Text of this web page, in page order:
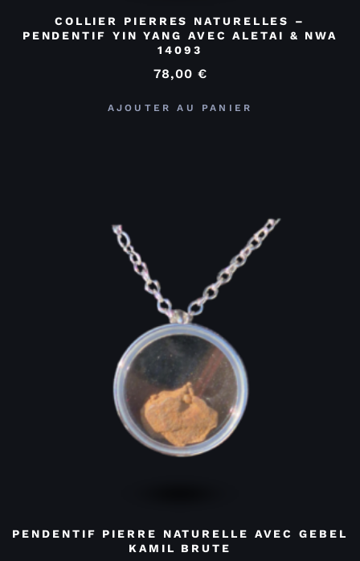
COLLIER PIERRES NATURELLES –
PENDENTIF YIN YANG AVEC ALETAI & NWA
14093
78,00 €
AJOUTER AU PANIER
PENDENTIF PIERRE NATURELLE AVEC GEBEL
KAMIL BRUTE